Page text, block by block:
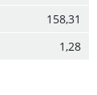
158,31
1,28